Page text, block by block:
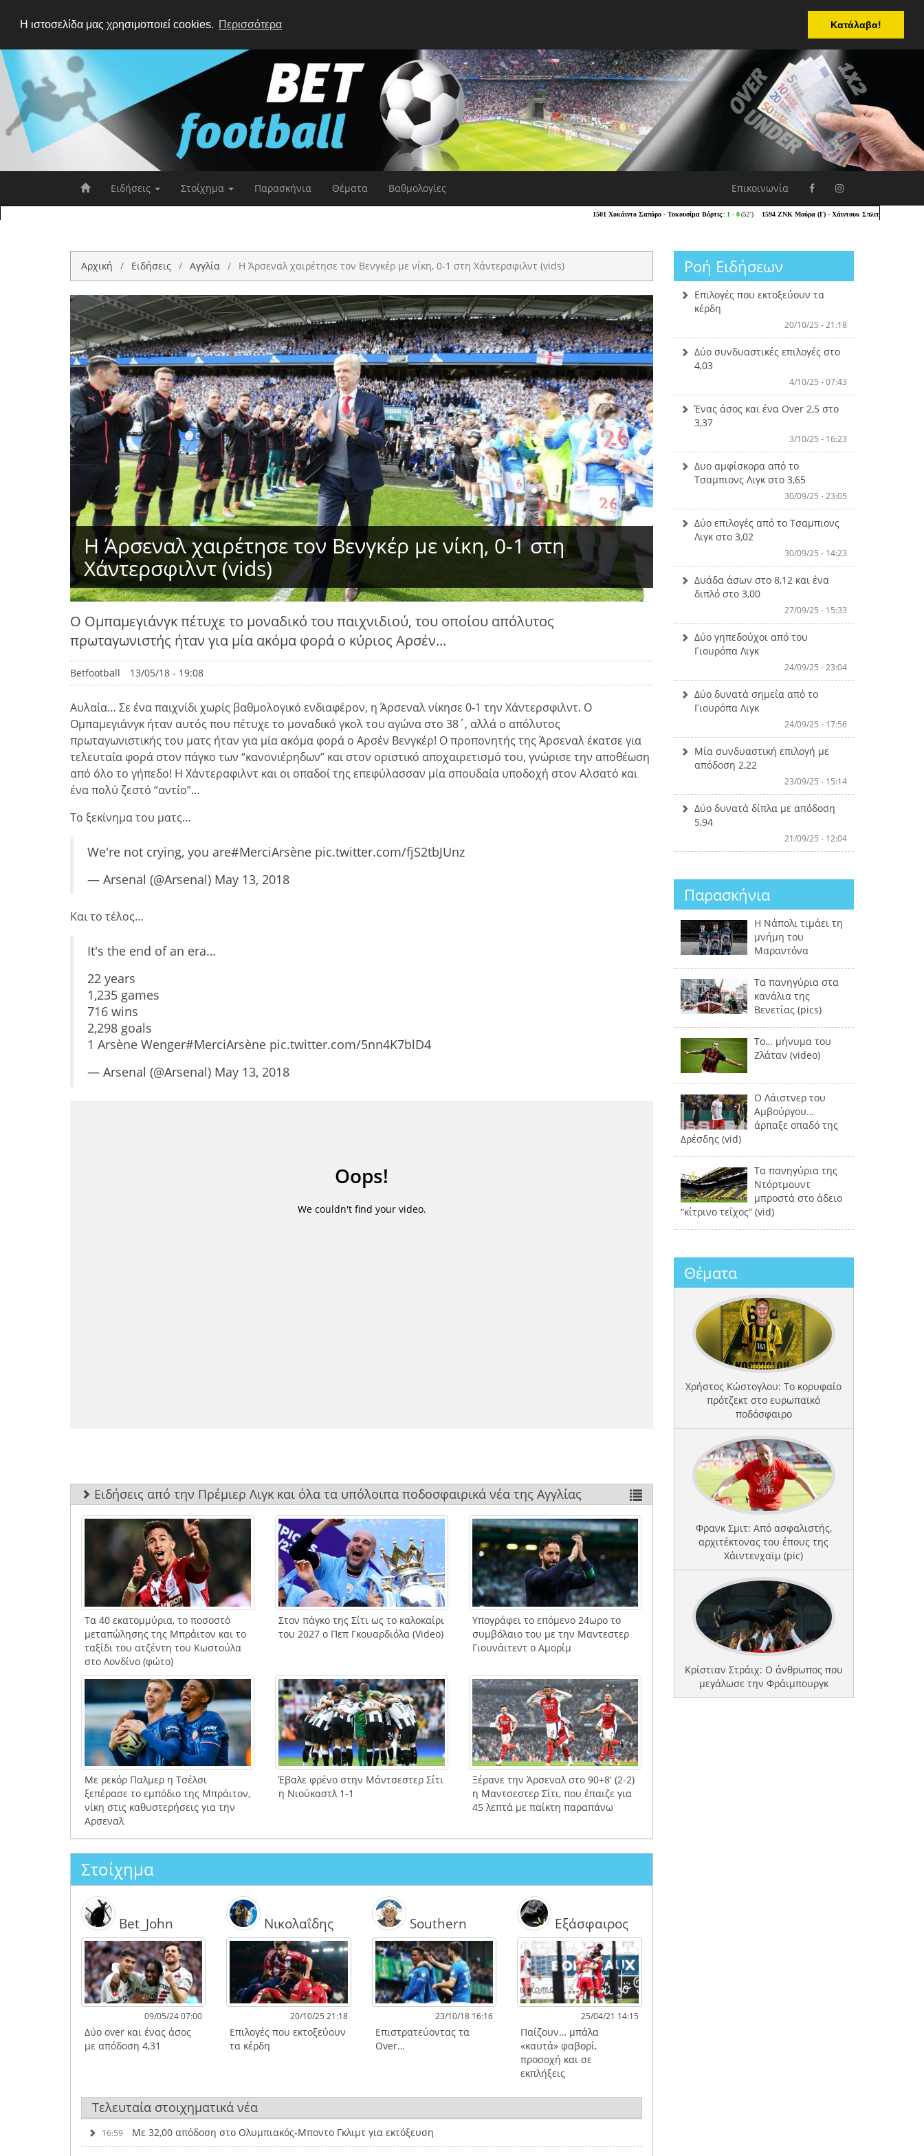
Η ιστοσελίδα μας χρησιμοποιεί cookies. Περισσότερα Κατάλαβα!
Ειδήσεις Στοίχημα Παρασκήνια Θέματα Βαθμολογίες Επικοινωνία
Αρχική Ειδήσεις Αγγλία Η Άρσεναλ χαιρέτησε τον Βενγκέρ με νίκη, 0-1 στη Χάντερσφιλντ (vids)
Η Άρσεναλ χαιρέτησε τον Βενγκέρ με νίκη, 0-1 στη
Χάντερσφιλντ (vids)
Ο Ομπαμεγιάνγκ πέτυχε το μοναδικό του παιχνιδιού, του οποίου απόλυτος
πρωταγωνιστής ήταν για μία ακόμα φορά ο κύριος Αρσέν...
Betfootball 13/05/18 - 19:08
Αυλαία… Σε ένα παιχνίδι χωρίς βαθμολογικό ενδιαφέρον, η Άρσεναλ νίκησε 0-1 την Χάντερσφιλντ. Ο
Ομπαμεγιάνγκ ήταν αυτός που πέτυχε το μοναδικό γκολ του αγώνα στο 38΄, αλλά ο απόλυτος
πρωταγωνιστικής του ματς ήταν για μία ακόμα φορά ο Αρσέν Βενγκέρ! Ο προπονητής της Άρσεναλ έκατσε για
τελευταία φορά στον πάγκο των “κανονιέρηδων” και στον οριστικό αποχαιρετισμό του, γνώρισε την αποθέωση
από όλο το γήπεδο! Η Χάντεραφιλντ και οι οπαδοί της επεφύλασσαν μία σπουδαία υποδοχή στον Αλσατό και
ένα πολύ ζεστό “αντίο”…
Το ξεκίνημα του ματς…
We're not crying, you are#MerciArsène pic.twitter.com/fjS2tbJUnz
— Arsenal (@Arsenal) May 13, 2018
Και το τέλος…
It's the end of an era…
22 years
1,235 games
716 wins
2,298 goals
1 Arsène Wenger#MerciArsène pic.twitter.com/5nn4K7blD4
— Arsenal (@Arsenal) May 13, 2018
Ειδήσεις από την Πρέμιερ Λιγκ και όλα τα υπόλοιπα ποδοσφαιρικά νέα της Αγγλίας
Τα 40 εκατομμύρια, το ποσοστό
μεταπώλησης της Μπράιτον και το
ταξίδι του ατζέντη του Κωστούλα
στο Λονδίνο (φώτο)
Στον πάγκο της Σίτι ως το καλοκαίρι
του 2027 ο Πεπ Γκουαρδιόλα (Video)
Υπογράφει το επόμενο 24ωρο το
συμβόλαιο του με την Μαντεστερ
Γιουνάιτεντ ο Αμορίμ
Με ρεκόρ Παλμερ η Τσέλσι
ξεπέρασε το εμπόδιο της Μπράιτον,
νίκη στις καθυστερήσεις για την
Αρσεναλ
Έβαλε φρένο στην Μάντσεστερ Σίτι
η Νιούκαστλ 1-1
Ξέρανε την Άρσεναλ στο 90+8′ (2-2)
η Μαντσεστερ Σίτι, που έπαιζε για
45 λεπτά με παίκτη παραπάνω
Στοίχημα
Bet_John
09/05/24 07:00
Δύο over και ένας άσος
με απόδοση 4,31
Νικολαΐδης
20/10/25 21:18
Επιλογές που εκτοξεύουν
τα κέρδη
Southern
23/10/18 16:16
Επιστρατεύοντας τα
Over…
Εξάσφαιρος
25/04/21 14:15
Παίζουν… μπάλα
«καυτά» φαβορί,
προσοχή και σε
εκπλήξεις
Τελευταία στοιχηματικά νέα
16:59 Με 32,00 απόδοση στο Ολυμπιακός-Μποντο Γκλιμτ για εκτόξευση
Ροή Ειδήσεων
Επιλογές που εκτοξεύουν τα
κέρδη
20/10/25 - 21:18
Δύο συνδυαστικές επιλογές στο
4,03
4/10/25 - 07:43
Ένας άσος και ένα Over 2,5 στο
3,37
3/10/25 - 16:23
Δυο αμφίσκορα από το
Τσαμπιονς Λιγκ στο 3,65
30/09/25 - 23:05
Δύο επιλογές από το Τσαμπιονς
Λιγκ στο 3,02
30/09/25 - 14:23
Δυάδα άσων στο 8,12 και ένα
διπλό στο 3,00
27/09/25 - 15:33
Δύο γηπεδούχοι από του
Γιουρόπα Λιγκ
24/09/25 - 23:04
Δύο δυνατά σημεία από το
Γιουρόπα Λιγκ
24/09/25 - 17:56
Μία συνδυαστική επιλογή με
απόδοση 2,22
23/09/25 - 15:14
Δύο δυνατά δίπλα με απόδοση
5,94
21/09/25 - 12:04
Παρασκήνια
Η Νάπολι τιμάει τη
μνήμη του
Μαραντόνα
Τα πανηγύρια στα
κανάλια της
Βενετίας (pics)
Το… μήνυμα του
Ζλάταν (video)
Ο Λάιστνερ του
Αμβούργου…
άρπαξε οπαδό της
Δρέσδης (vid)
Τα πανηγύρια της
Ντόρτμουντ
μπροστά στο άδειο
“κίτρινο τείχος” (vid)
Θέματα
Χρήστος Κώστογλου: Το κορυφαίο
πρότζεκτ στο ευρωπαϊκό
ποδόσφαιρο
Φρανκ Σμιτ: Από ασφαλιστής,
αρχιτέκτονας του έπους της
Χάιντενχαϊμ (pic)
Κρίστιαν Στράιχ: Ο άνθρωπος που
μεγάλωσε την Φράιμπουργκ